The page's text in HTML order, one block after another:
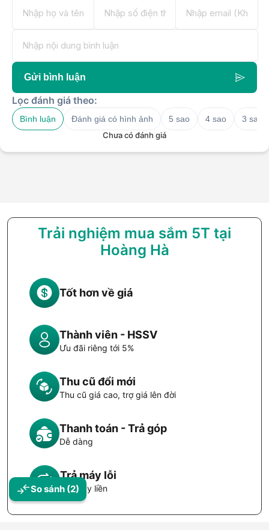
So sánh (2)
Gửi bình luận
Lọc đánh giá theo:
Bình luận Đánh giá có hình ảnh 5 sao 4 sao
3 sao
Chưa có đánh giá
Trải nghiệm mua sắm 5T tại
Hoàng Hà
Tốt hơn về giá
Thành viên - HSSV
Ưu đãi riêng tới 5%
Thu cũ đổi mới
Thu cũ giá cao, trợ giá lên đời
Thanh toán - Trả góp
Dễ dàng
Trả máy lỗi
Đổi máy liền